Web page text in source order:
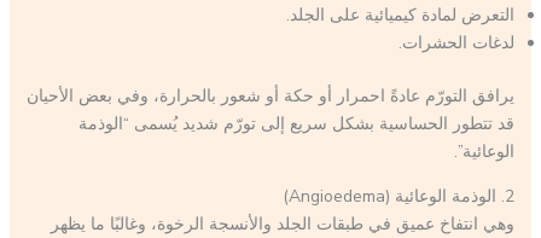
التعرض لمادة كيميائية على الجلد.
لدغات الحشرات.
يرافق التورّم عادةً احمرار أو حكة أو شعور بالحرارة، وفي بعض الأحيان
قد تتطور الحساسية بشكل سريع إلى تورّم شديد يُسمى “الوذمة
الوعائية”.
2. الوذمة الوعائية (Angioedema)
وهي انتفاخ عميق في طبقات الجلد والأنسجة الرخوة، وغالبًا ما يظهر